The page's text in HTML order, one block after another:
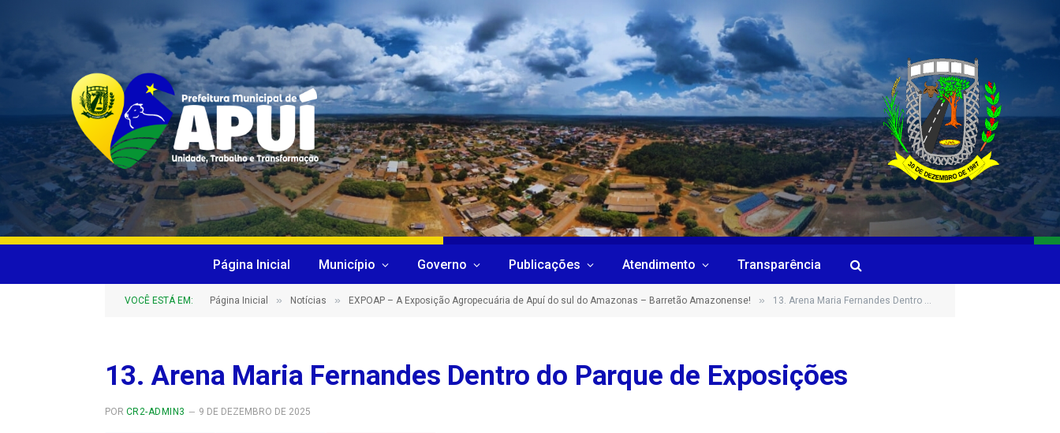
Página Inicial Município Governo Publicações Atendimento Transparência
VOCÊ ESTÁ EM: Página Inicial » Notícias » EXPOAP – A Exposição Agropecuária de Apuí do sul do Amazonas – Barretão Amazonense! » 13. Arena Maria Fernandes Dentro do Parque de Exposições
13. Arena Maria Fernandes Dentro do Parque de Exposições
POR CR2-ADMIN3 9 DE DEZEMBRO DE 2025